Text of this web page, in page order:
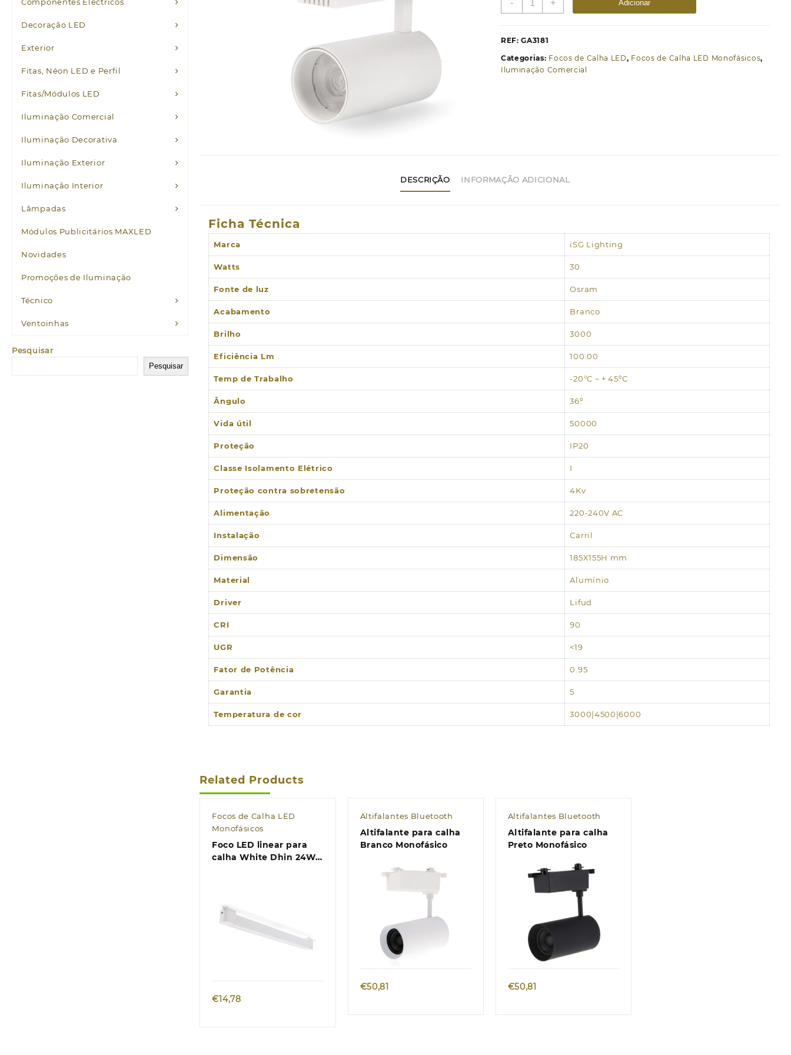
Decoração LED
Exterior
Fitas, Néon LED e Perfil
Fitas/Módulos LED
Iluminação Comercial
Iluminação Decorativa
Iluminação Exterior
Iluminação Interior
Lâmpadas
Módulos Publicitários MAXLED
Novidades
Promoções de Iluminação
Técnico
Ventoinhas
Pesquisar
Pesquisar
-
calha
ProFast
+ Adicionar
REF:GA3181
Categorias: Focos de Calha LED, Focos de Calha LED Monofásicos,
Iluminação Comercial
DESCRIÇÃO INFORMAÇÃO ADICIONAL
Ficha Técnica
Marca iSG Lighting
Watts 30
Fonte de luz Osram
Acabamento Branco
Brilho 3000
Eficiência Lm 100.00
Temp de Trabalho -20°C ~ + 45ºC
Ângulo 36º
Vida útil 50000
Proteção IP20
Classe Isolamento Elétrico I
Proteção contra sobretensão 4Kv
Alimentação 220-240V AC
Instalação Carril
Dimensão 185X155H mm
Material Alumínio
Driver Lifud
CRI 90
UGR <19
Fator de Potência 0.95
Garantia 5
Temperatura de cor 3000|4500|6000
Related Products
Focos de Calha LED
Monofásicos
Foco LED linear para
calha White Dhin 24W
€14,78
Altifalantes Bluetooth
Altifalante para calha
Branco Monofásico
Quick view
€50,81
Altifalantes Bluetooth
Altifalante para calha
Preto Monofásico
€50,81